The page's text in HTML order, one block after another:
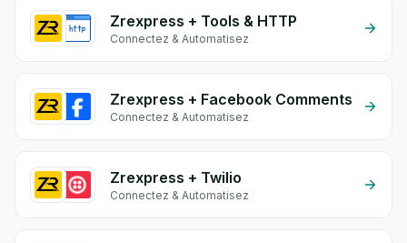
Zrexpress + Tools & HTTP
Connectez & Automatisez
Zrexpress + Facebook Comments
Connectez & Automatisez
Zrexpress + Twilio
Connectez & Automatisez